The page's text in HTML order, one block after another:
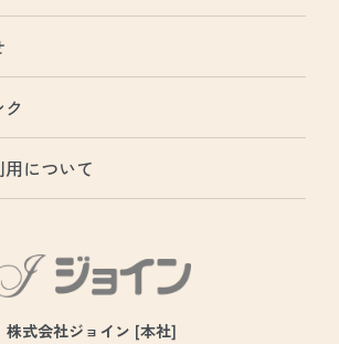
について
株式会社ジョイン [本社]